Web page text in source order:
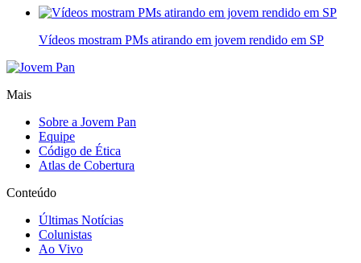
Vídeos mostram PMs atirando em jovem rendido em SP
Mais
Sobre a Jovem Pan
Equipe
Código de Ética
Atlas de Cobertura
Conteúdo
Últimas Notícias
Colunistas
Ao Vivo